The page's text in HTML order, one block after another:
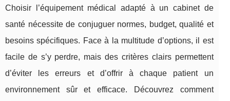
Choisir l’équipement médical adapté à un cabinet de
santé nécessite de conjuguer normes, budget, qualité et
besoins spécifiques. Face à la multitude d’options, il est
facile de s’y perdre, mais des critères clairs permettent
d’éviter les erreurs et d’offrir à chaque patient un
environnement sûr et efficace. Découvrez comment